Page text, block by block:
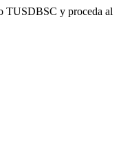
TUSDBSC y proceda al